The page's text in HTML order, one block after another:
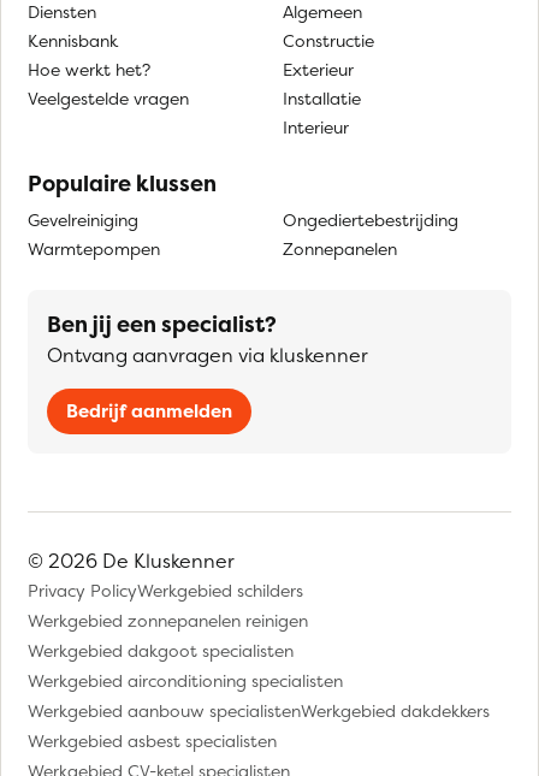
Diensten
Kennisbank
Hoe werkt het?
Veelgestelde vragen
Algemeen
Constructie
Exterieur
Installatie
Interieur
Populaire klussen
Gevelreiniging
Warmtepompen
Ongediertebestrijding
Zonnepanelen
Ben jij een specialist?
Ontvang aanvragen via kluskenner
Bedrijf aanmelden
© 2026 De Kluskenner
Privacy PolicyWerkgebied schilders
Werkgebied zonnepanelen reinigen
Werkgebied dakgoot specialisten
Werkgebied airconditioning specialisten
Werkgebied aanbouw specialistenWerkgebied dakdekkers
Werkgebied asbest specialisten
Werkgebied CV-ketel specialisten